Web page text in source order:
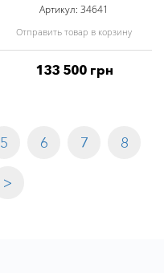
Артикул: 34641
Отправить товар в корзину
133 500 грн
5 6 7 8
>